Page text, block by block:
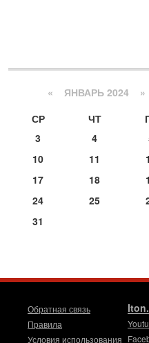
« ЯНВАРЬ 2024 »
СР ЧТ
3 4
10 11
17 18
24 25
31
Обратная связь
Правила
Условия использования